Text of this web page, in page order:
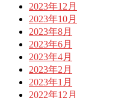
2023年12月
2023年10月
2023年8月
2023年6月
2023年4月
2023年2月
2023年1月
2022年12月